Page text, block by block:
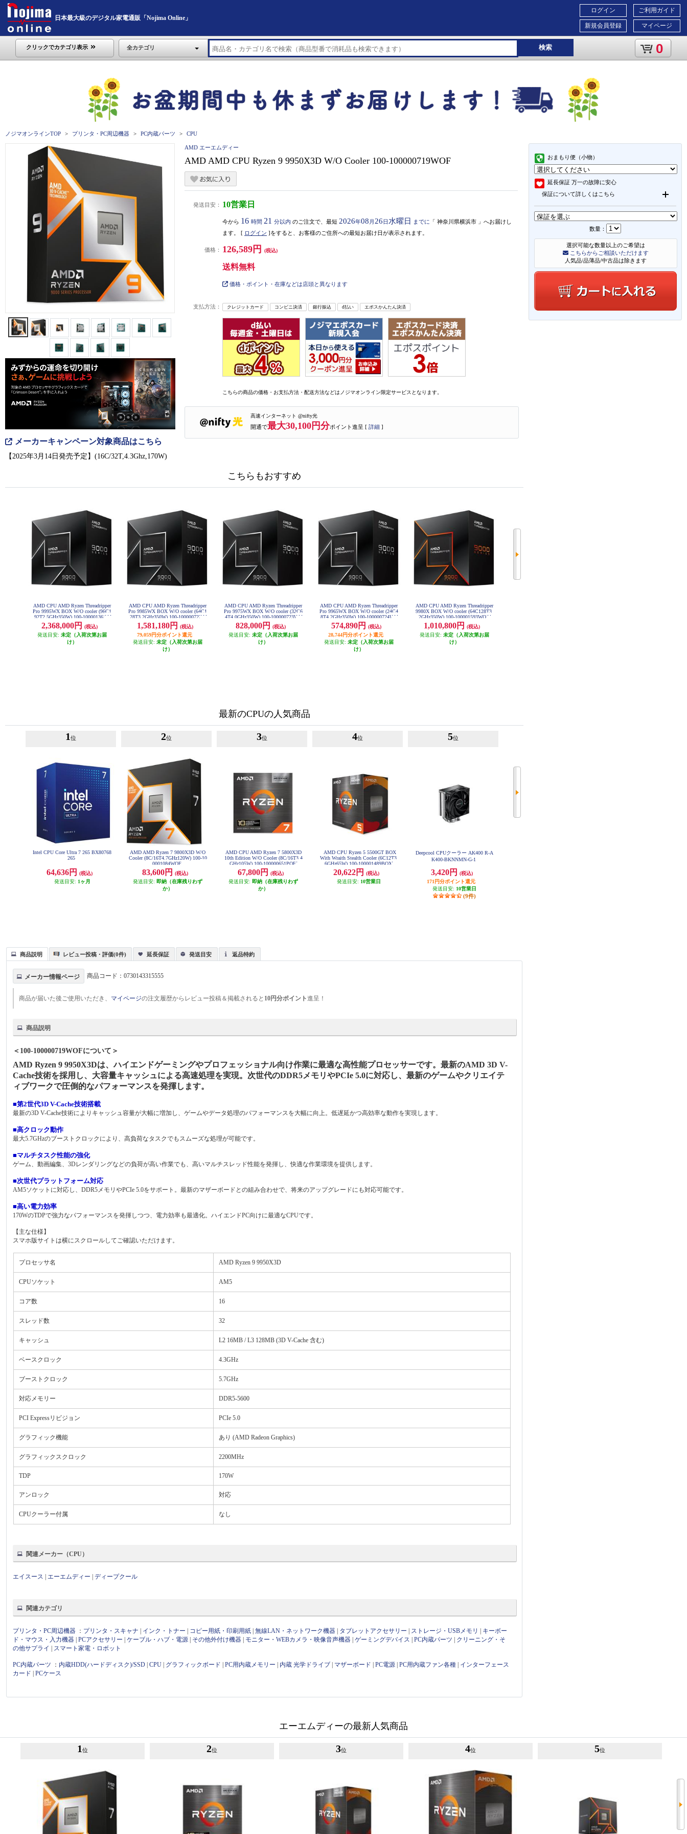
日本最大級のデジタル家電通販「Nojima Online」
ご利用ガイド
マイページ
ログイン
新規会員登録
クリックでカテゴリ表示 全カテゴリ 検索 0
ノジマオンラインTOP プリンタ・PC周辺機器 PC内蔵パーツ CPU
おまもり便（小物）
延長保証 万一の故障に安心
保証について詳しくはこちら
数量：
選択可能な数量以上のご希望は
こちらからご相談いただけます
人気品/品薄品/中古品は除きます
メーカーキャンペーン対象商品はこちら
【2025年3月14日発売予定】(16C/32T,4.3Ghz,170W)
AMD エーエムディー
AMD AMD CPU Ryzen 9 9950X3D W/O Cooler 100-100000719WOF
発送目安： 10営業日
今から 16 時間 21 分以内 のご注文で、最短 2026年08 月 26日 水曜日 までに 「 神奈川県横浜市 」 へお届けし
ます。 [ ログイン ]をすると、お客様のご住所への最短お届け日が表示されます。
価格： 126,589円 (税込)
送料無料
価格・ポイント・在庫などは店頭と異なります
支払方法： クレジットカード コンビニ決済 銀行振込 d払い エポスかんたん決済
こちらの商品の価格・お支払方法・配送方法などはノジマオンライン限定サービスとなります。
高速インターネット @nifty光
開通で最大30,100円分ポイント進呈 [ 詳細 ]
こちらもおすすめ
AMD CPU AMD Ryzen Threadripper
Pro 9995WX BOX W/O cooler (96C1
92T2.5GHz350W) 100-100001361W
OF
2,368,000円
(税込)
発送目安: 未定（入荷次第お届
け）
AMD CPU AMD Ryzen Threadripper
Pro 9985WX BOX W/O cooler (64C1
28T3.2GHz350W) 100-100000722W
OF
1,581,180円
(税込)
79,059円分ポイント還元
発送目安: 未定（入荷次第お届
け）
AMD CPU AMD Ryzen Threadripper
Pro 9975WX BOX W/O cooler (32C6
4T4.0GHz350W) 100-100000723WO
F
828,000円
(税込)
発送目安: 未定（入荷次第お届
け）
AMD CPU AMD Ryzen Threadripper
Pro 9965WX BOX W/O cooler (24C4
8T4.2GHz350W) 100-100000724WO
F
574,890円
(税込)
28,744円分ポイント還元
発送目安: 未定（入荷次第お届
け）
AMD CPU AMD Ryzen Threadripper
9980X BOX W/O cooler (64C128T3.
2GHz350W) 100-100001593WOF
1,010,800円
(税込)
発送目安: 未定（入荷次第お届
け）
最新のCPUの人気商品
1 位
Intel CPU Core Ultra 7 265 BX80768
265
64,636円
(税込)
発送目安: 1ヶ月
2位
AMD AMD Ryzen 7 9800X3D W/O
Cooler (8C/16T4.7GHz120W) 100-10
0001084WOF
83,600円
(税込)
発送目安: 即納（在庫残りわず
か）
3位
AMD CPU AMD Ryzen 7 5800X3D
10th Edition W/O Cooler (8C/16T3.4
GHz105W) 100-100000651POF
67,800円
(税込)
発送目安: 即納（在庫残りわず
か）
4位
AMD CPU Ryzen 5 5500GT BOX
With Wraith Stealth Cooler (6C12T3.
6GHz65W) 100-100001489BOX
20,622円
(税込)
発送目安: 10営業日
5位
Deepcool CPUクーラー AK400 R-A
K400-BKNNMN-G-1
3,420円
(税込)
171円分ポイント還元
発送目安: 10営業日
(9件)
商品説明 レビュー投稿・評価(0件) 延長保証 発送目安 返品特約
メーカー情報ページ 商品コード：0730143315555
商品が届いた後ご使用いただき、 マイページの注文履歴からレビュー投稿＆掲載されると 10円分ポイント進呈！
商品説明
＜100-100000719WOFについて＞
AMD Ryzen 9 9950X3Dは、ハイエンドゲーミングやプロフェッショナル向け作業に最適な高性能プロセッサーです。最新のAMD 3D V-
Cache技術を採用し、大容量キャッシュによる高速処理を実現。次世代のDDR5メモリやPCIe 5.0に対応し、最新のゲームやクリエイテ
ィブワークで圧倒的なパフォーマンスを発揮します。
■第2世代3D V-Cache技術搭載
最新の3D V-Cache技術によりキャッシュ容量が大幅に増加し、ゲームやデータ処理のパフォーマンスを大幅に向上。低遅延かつ高効率な動作を実現します。
■高クロック動作
最大5.7GHzのブーストクロックにより、高負荷なタスクでもスムーズな処理が可能です。
■マルチタスク性能の強化
ゲーム、動画編集、3Dレンダリングなどの負荷が高い作業でも、高いマルチスレッド性能を発揮し、快適な作業環境を提供します。
■次世代プラットフォーム対応
AM5ソケットに対応し、DDR5メモリやPCIe 5.0をサポート。最新のマザーボードとの組み合わせで、将来のアップグレードにも対応可能です。
■高い電力効率
170WのTDPで強力なパフォーマンスを発揮しつつ、電力効率も最適化。ハイエンドPC向けに最適なCPUです。
【主な仕様】
スマホ版サイトは横にスクロールしてご確認いただけます。
プロセッサ名 AMD Ryzen 9 9950X3D
CPUソケット AM5
コア数 16
スレッド数 32
キャッシュ L2 16MB / L3 128MB (3D V-Cache 含む)
ベースクロック 4.3GHz
ブーストクロック 5.7GHz
対応メモリー DDR5-5600
PCI Expressリビジョン PCIe 5.0
グラフィック機能 あり (AMD Radeon Graphics)
グラフィックスクロック 2200MHz
TDP 170W
アンロック 対応
CPUクーラー付属 なし
関連メーカー（CPU）
エイスース | エーエムディー |ディープクール
関連カテゴリ
プリンタ・PC周辺機器 ： プリンタ・スキャナ | インク・トナー | コピー用紙・印刷用紙 |無線LAN・ネットワーク機器 | タブレットアクセサリー | ストレージ・USBメモリ | キーボー
ド・マウス・入力機器 |PCアクセサリー |ケーブル・ハブ・電源 | その他外付け機器 | モニター・WEBカメラ・映像音声機器 |ゲーミングデバイス |PC内蔵パーツ | クリーニング・そ
の他サプライ | スマート家電・ロボット
PC内蔵パーツ ： 内蔵HDD(ハードディスク)/SSD |CPU | グラフィックボード |PC用内蔵メモリー | 内蔵 光学ドライブ | マザーボード |PC電源 |PC用内蔵ファン各種 | インターフェース
カード |PCケース
エーエムディーの最新人気商品
1 位 2位 3位 4位 5位